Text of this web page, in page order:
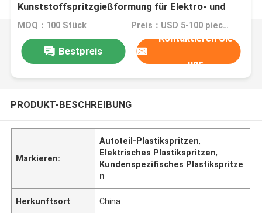
Kunststoffspritzgießformung für Elektro- und
Autoteile
MOQ：100 Stück Preis：USD 5-100 pieces,negotiable
Bestpreis
Kontaktieren Sie
uns
PRODUKT-BESCHREIBUNG
Markieren:
Autoteil-Plastikspritzen,
Elektrisches Plastikspritzen,
Kundenspezifisches Plastikspritze
n
Herkunftsort China